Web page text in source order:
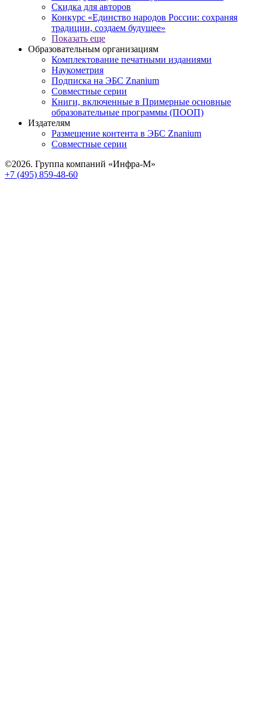
Скидка для авторов
Конкурс «Единство народов России: сохраняя
традиции, создаем будущее»
Показать еще
Образовательным организациям
Комплектование печатными изданиями
Наукометрия
Подписка на ЭБС Znanium
Совместные серии
Книги, включенные в Примерные основные
образовательные программы (ПООП)
Издателям
Размещение контента в ЭБС Znanium
Совместные серии
©2026. Группа компаний «Инфра-М»
+7 (495) 859-48-60